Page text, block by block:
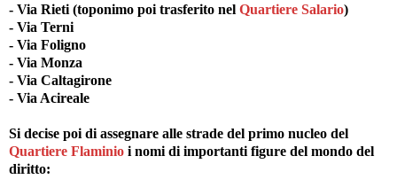
- Via Rieti (toponimo poi trasferito nel Quartiere Salario)
- Via Terni
- Via Foligno
- Via Monza
- Via Caltagirone
- Via Acireale
Si decise poi di assegnare alle strade del primo nucleo del
Quartiere Flaminio i nomi di importanti figure del mondo del
diritto: